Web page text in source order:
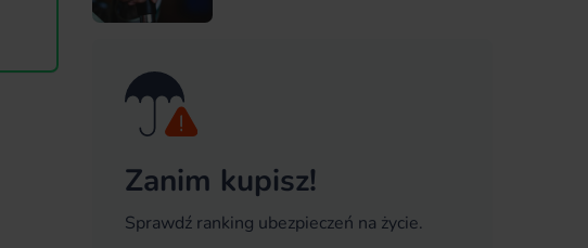
Zanim kupisz!
Sprawdź ranking ubezpieczeń na życie.